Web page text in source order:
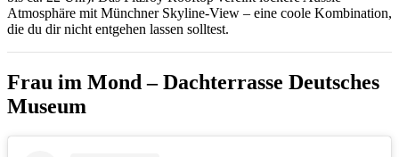
Atmosphäre mit Münchner Skyline-View – eine coole Kombination,
die du dir nicht entgehen lassen solltest.
Frau im Mond – Dachterrasse Deutsches
Museum